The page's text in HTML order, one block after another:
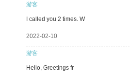
游客
I called you 2 times. W
2022-02-10
游客
Hello, Greetings fr